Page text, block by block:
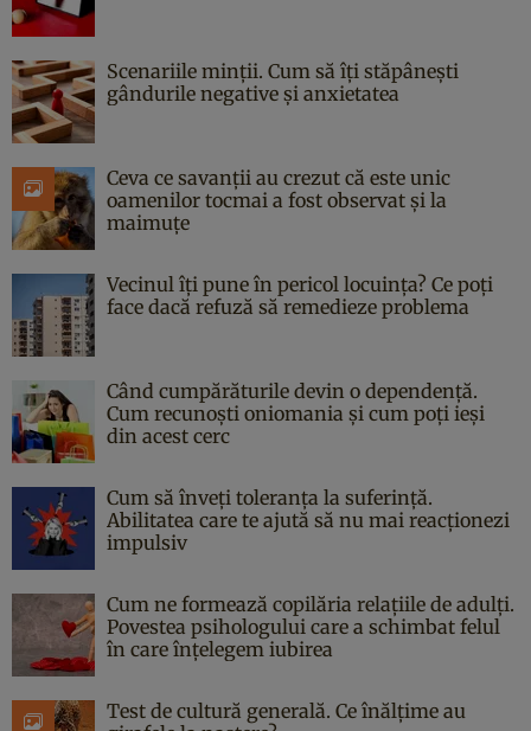
Scenariile minții. Cum să îți stăpânești
gândurile negative și anxietatea
Ceva ce savanții au crezut că este unic
oamenilor tocmai a fost observat și la
maimuțe
Vecinul îți pune în pericol locuința? Ce poți
face dacă refuză să remedieze problema
Când cumpărăturile devin o dependență.
Cum recunoști oniomania și cum poți ieși
din acest cerc
Cum să înveți toleranța la suferință.
Abilitatea care te ajută să nu mai reacționezi
impulsiv
Cum ne formează copilăria relațiile de adulți.
Povestea psihologului care a schimbat felul
în care înțelegem iubirea
Test de cultură generală. Ce înălțime au